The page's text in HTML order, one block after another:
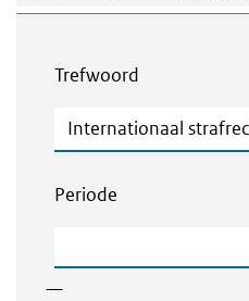
Trefwoord
Trefwoord
Periode
—